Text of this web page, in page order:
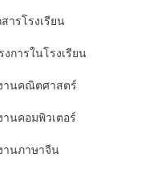
สารโรงเรียน
งการในโรงเรียน
านคณิตศาสตร์
านคอมพิวเตอร์
านภาษาจีน